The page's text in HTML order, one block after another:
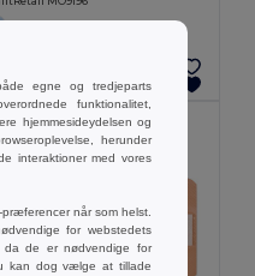
egne og tredjeparts
funktionalitet,
hjemmesideydelsen og
herunder
interaktioner med vores
når som helst.
for webstedets
da de er nødvendige for
kan dog vælge at tillade